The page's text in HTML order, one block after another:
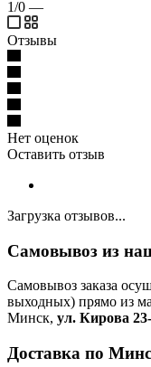
1/0 —
Отзывы
Нет оценок
Оставить отзыв
Загрузка отзывов...
Самовывоз из
Самовывоз заказа
выходных) прямо из
Минск, ул. Кирова
Доставка по